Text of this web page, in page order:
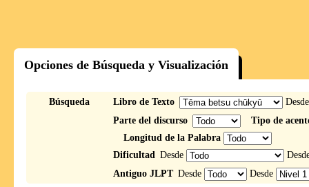
Opciones de Búsqueda y Visualización
Búsqueda Libro de Texto
Parte del discurso
Tipo de
Longitud de la Palabra
Dificultad Desde
Antiguo JLPT Desde Desde